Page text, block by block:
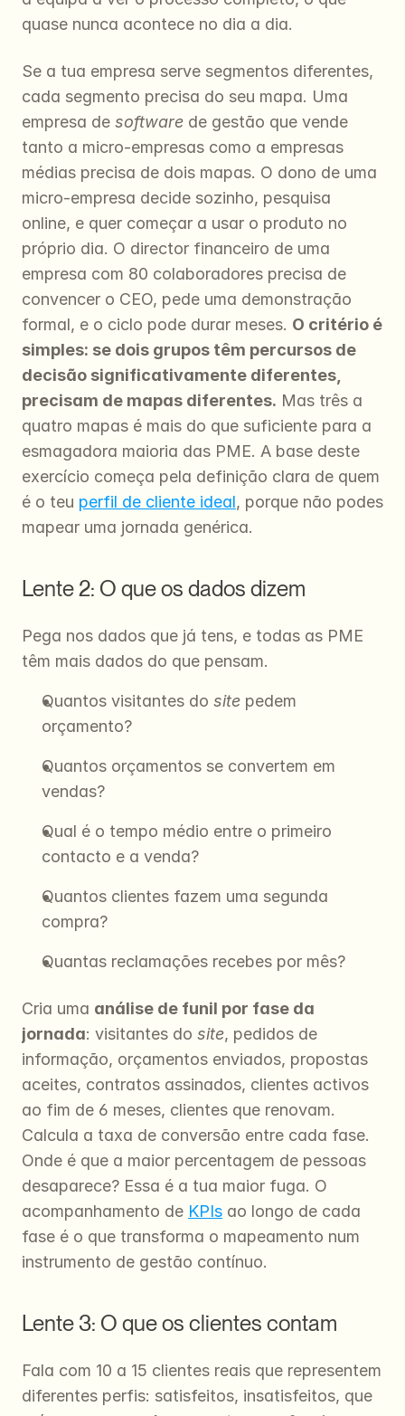
quase nunca acontece no dia a dia.
Se a tua empresa serve segmentos diferentes,
cada segmento precisa do seu mapa. Uma
empresa de software de gestão que vende
tanto a micro-empresas como a empresas
médias precisa de dois mapas. O dono de uma
micro-empresa decide sozinho, pesquisa
online, e quer começar a usar o produto no
próprio dia. O director financeiro de uma
empresa com 80 colaboradores precisa de
convencer o CEO, pede uma demonstração
formal, e o ciclo pode durar meses. O critério é
simples: se dois grupos têm percursos de
decisão significativamente diferentes,
precisam de mapas diferentes. Mas três a
quatro mapas é mais do que suficiente para a
esmagadora maioria das PME. A base deste
exercício começa pela definição clara de quem
é o teu perfil de cliente ideal, porque não podes
mapear uma jornada genérica.
Lente 2: O que os dados dizem
Pega nos dados que já tens, e todas as PME
têm mais dados do que pensam.
Quantos visitantes do site pedem
orçamento?
Quantos orçamentos se convertem em
vendas?
Qual é o tempo médio entre o primeiro
contacto e a venda?
Quantos clientes fazem uma segunda
compra?
Quantas reclamações recebes por mês?
Cria uma análise de funil por fase da
jornada: visitantes do site, pedidos de
informação, orçamentos enviados, propostas
aceites, contratos assinados, clientes activos
ao fim de 6 meses, clientes que renovam.
Calcula a taxa de conversão entre cada fase.
Onde é que a maior percentagem de pessoas
desaparece? Essa é a tua maior fuga. O
acompanhamento de KPIs ao longo de cada
fase é o que transforma o mapeamento num
instrumento de gestão contínuo.
Lente 3: O que os clientes contam
Fala com 10 a 15 clientes reais que representem
diferentes perfis: satisfeitos, insatisfeitos, que